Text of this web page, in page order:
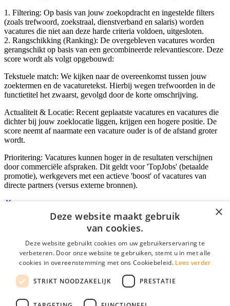
1. Filtering: Op basis van jouw zoekopdracht en ingestelde filters
(zoals trefwoord, zoekstraal, dienstverband en salaris) worden
vacatures die niet aan deze harde criteria voldoen, uitgesloten.
2. Rangschikking (Ranking): De overgebleven vacatures worden
gerangschikt op basis van een gecombineerde relevantiescore. Deze
score wordt als volgt opgebouwd:
Tekstuele match: We kijken naar de overeenkomst tussen jouw
zoektermen en de vacaturetekst. Hierbij wegen trefwoorden in de
functietitel het zwaarst, gevolgd door de korte omschrijving.
Actualiteit & Locatie: Recent geplaatste vacatures en vacatures die
dichter bij jouw zoeklocatie liggen, krijgen een hogere positie. De
score neemt af naarmate een vacature ouder is of de afstand groter
wordt.
Prioritering: Vacatures kunnen hoger in de resultaten verschijnen
door commerciële afspraken. Dit geldt voor 'TopJobs' (betaalde
promotie), werkgevers met een actieve 'boost' of vacatures van
directe partners (versus externe bronnen).
Inloggen als bedrijf
E-mail*
Wachtwoord
login gegevens onthouden
login
×
Deze website maakt gebruik
van cookies.
Deze website gebruikt cookies om uw gebruikerservaring te
verbeteren. Door onze website te gebruiken, stemt u in met alle
cookies in overeenstemming met ons Cookiebeleid. Lees verder
STRIKT NOODZAKELIJK PRESTATIE